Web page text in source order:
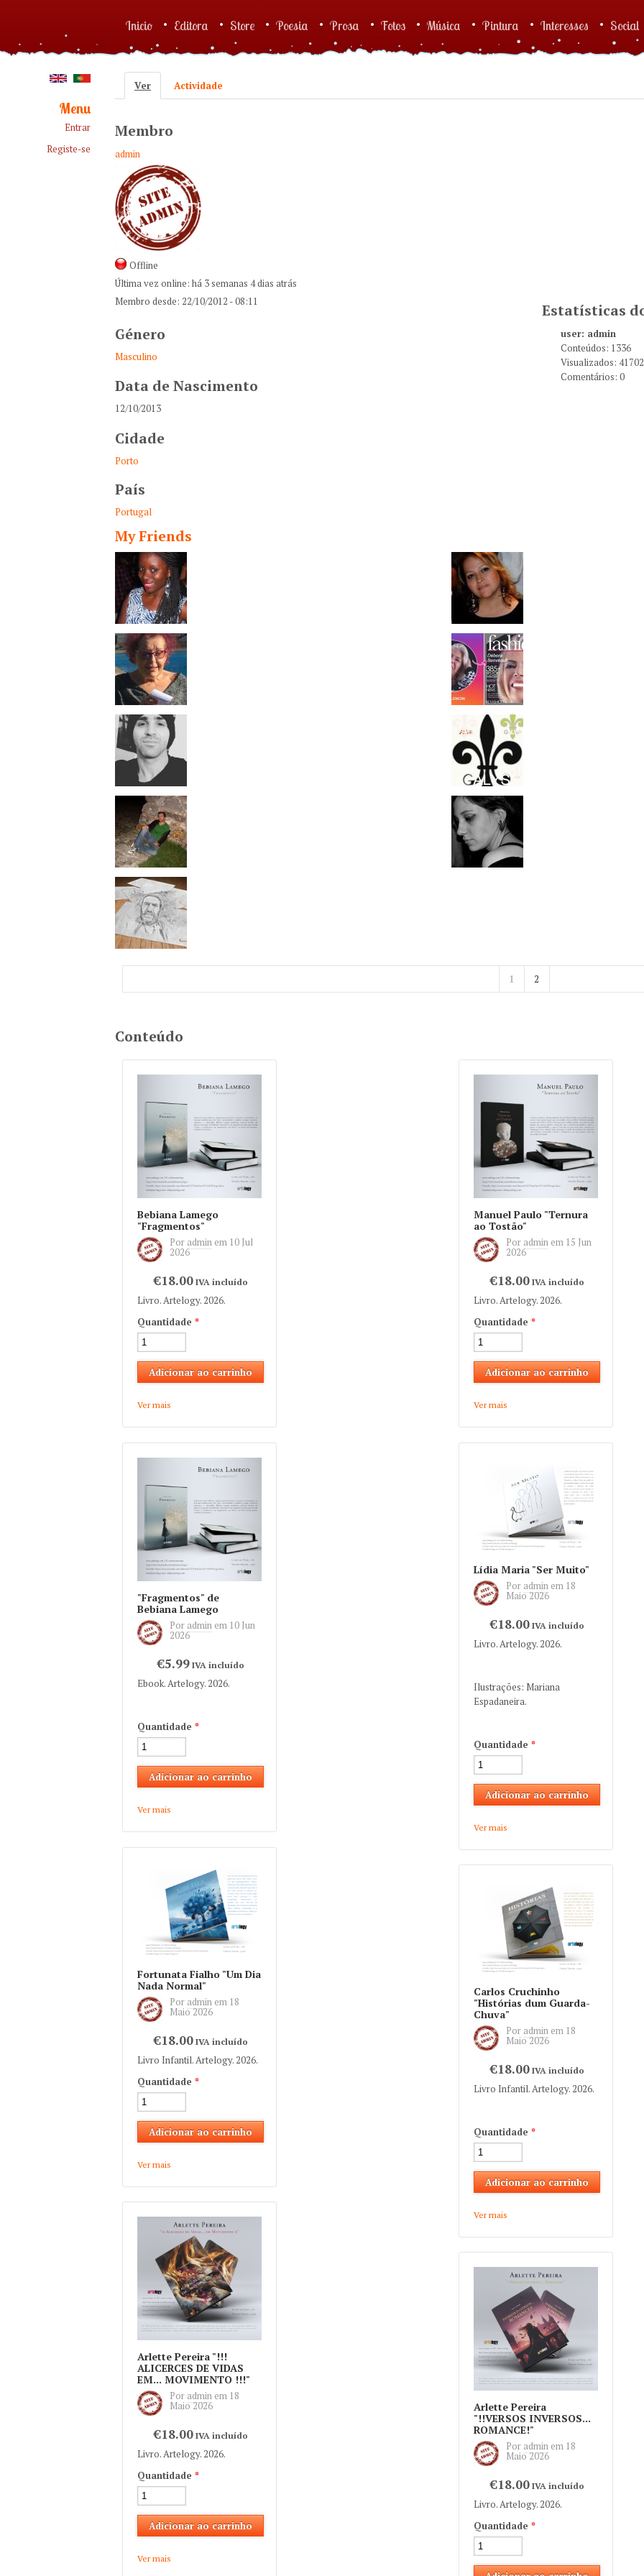
Main menu
Inicio Editora Store Poesia Prosa Fotos Música Pintura Interesses Social
Menu
Entrar
Registe-se
Primary tabs
Ver (active tab)
Actividade
Membro
admin
Offline
Última vez online: há 3 semanas 4 dias atrás
Membro desde: 22/10/2012 - 08:11
Género
Masculino
Data de Nascimento
12/10/2013
Cidade
Porto
País
Portugal
Estatísticas
user: admin
Conteúdos: 1336
Visualizados:
Comentários: 0
My Friends
1 2
Conteúdo
Bebiana Lamego
"Fragmentos"
Por admin em 10 Jul
2026
€18.00IVA incluído
Livro. Artelogy. 2026.
Quantidade *
Ver mais
Manuel Paulo "Ternura
ao Tostão"
Por admin em 15 Jun
2026
€18.00IVA incluído
Livro. Artelogy. 2026.
Quantidade *
Ver mais
"Fragmentos" de
Bebiana Lamego
Por admin em 10 Jun
2026
€5.99IVA incluído
Ebook. Artelogy. 2026.
Quantidade *
Ver mais
Lídia Maria "Ser Muito"
Por admin em 18
Maio 2026
€18.00IVA incluído
Livro. Artelogy. 2026.
Ilustrações: Mariana
Espadaneira.
Quantidade *
Ver mais
Fortunata Fialho "Um Dia
Nada Normal"
Por admin em 18
Maio 2026
€18.00IVA incluído
Livro Infantil. Artelogy. 2026.
Quantidade *
Ver mais
Carlos Cruchinho
"Histórias dum Guarda-
Chuva"
Por admin em 18
Maio 2026
€18.00IVA incluído
Livro Infantil. Artelogy. 2026.
Quantidade *
Ver mais
Chuva"
Arlette Pereira "!!!
ALICERCES DE VIDAS
EM... MOVIMENTO !!!"
Por admin em 18
Maio 2026
€18.00IVA incluído
Livro. Artelogy. 2026.
Quantidade *
Ver mais
Arlette Pereira
"!!VERSOS INVERSOS...
ROMANCE!"
Por admin em 18
Maio 2026
€18.00IVA incluído
Livro. Artelogy. 2026.
Quantidade *